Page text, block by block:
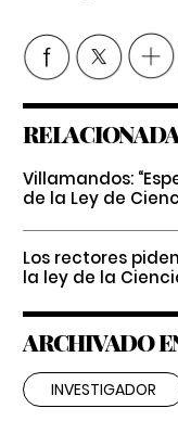
Villamandos:
de la Ley de
Los rectores
la ley de la
ARCHIVADO
INVESTIGADOR